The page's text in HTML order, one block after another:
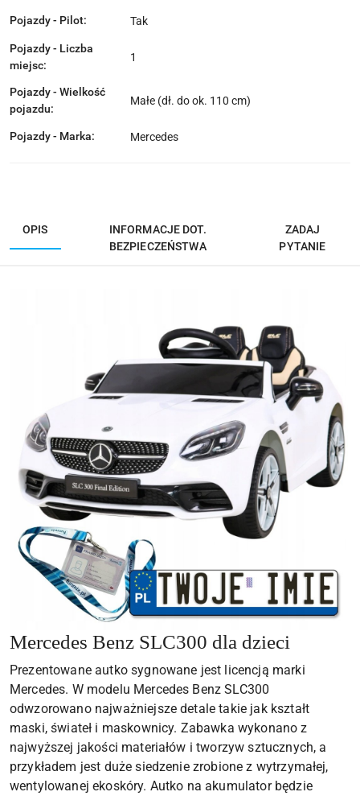
Pojazdy - Pilot: Tak
Pojazdy - Liczba
miejsc:
1
Pojazdy - Wielkość
pojazdu:
Małe (dł. do ok. 110 cm)
Pojazdy - Marka: Mercedes
OPIS
INFORMACJE DOT.
BEZPIECZEŃSTWA
ZADAJ
PYTANIE
Mercedes Benz SLC300 dla dzieci
Prezentowane autko sygnowane jest licencją marki
Mercedes. W modelu Mercedes Benz SLC300
odwzorowano najważniejsze detale takie jak kształt
maski, świateł i maskownicy. Zabawka wykonano z
najwyższej jakości materiałów i tworzyw sztucznych, a
przykładem jest duże siedzenie zrobione z wytrzymałej,
wentylowanej ekoskóry. Autko na akumulator będzie